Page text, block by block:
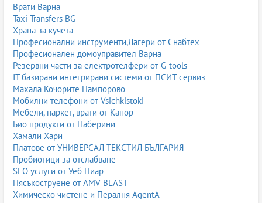
Врати Варна
Taxi Transfers BG
Храна за кучета
Професионални инструменти,Лагери от Снабтех
Професионален домоуправител Варна
Резервни части за електротелфери от G-tools
IT базирани интегрирани системи от ПСИТ сервиз
Махала Кочорите Пампорово
Мобилни телефони от Vsichkistoki
Мебели, паркет, врати от Канор
Био продукти от Наберини
Хамали Хари
Платове от УНИВЕРСАЛ ТЕКСТИЛ БЪЛГАРИЯ
Пробиотици за отслабване
SEO услуги от Уеб Пиар
Пясъкоструене от AMV BLAST
Химическо чистене и Пералня AgentA